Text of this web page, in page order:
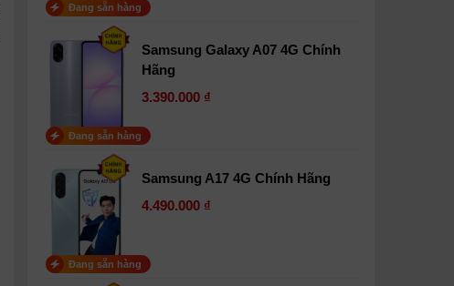
Đang sẵn hàng
Samsung Galaxy A07 4G Chính
Hãng
3.390.000 ₫
Đang sẵn hàng
Samsung A17 4G Chính Hãng
4.490.000 ₫
Đang sẵn hàng